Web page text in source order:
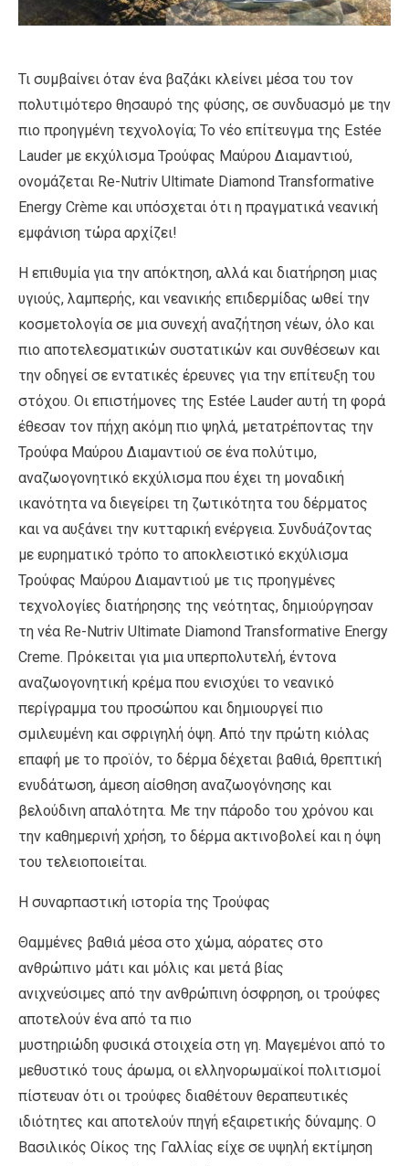
Τι συμβαίνει όταν ένα βαζάκι κλείνει μέσα του τον
πολυτιμότερο θησαυρό της φύσης, σε συνδυασμό με την
πιο προηγμένη τεχνολογία; Το νέο επίτευγμα της Estée
Lauder με εκχύλισμα Τρούφας Μαύρου Διαμαντιού,
ονομάζεται Re-Nutriv Ultimate Diamond Transformative
Energy Crème και υπόσχεται ότι η πραγματικά νεανική
εμφάνιση τώρα αρχίζει!
Η επιθυμία για την απόκτηση, αλλά και διατήρηση μιας
υγιούς, λαμπερής, και νεανικής επιδερμίδας ωθεί την
κοσμετολογία σε μια συνεχή αναζήτηση νέων, όλο και
πιο αποτελεσματικών συστατικών και συνθέσεων και
την οδηγεί σε εντατικές έρευνες για την επίτευξη του
στόχου. Οι επιστήμονες της Estée Lauder αυτή τη φορά
έθεσαν τον πήχη ακόμη πιο ψηλά, μετατρέποντας την
Τρούφα Μαύρου Διαμαντιού σε ένα πολύτιμο,
αναζωογονητικό εκχύλισμα που έχει τη μοναδική
ικανότητα να διεγείρει τη ζωτικότητα του δέρματος
και να αυξάνει την κυτταρική ενέργεια. Συνδυάζοντας
με ευρηματικό τρόπο το αποκλειστικό εκχύλισμα
Τρούφας Μαύρου Διαμαντιού με τις προηγμένες
τεχνολογίες διατήρησης της νεότητας, δημιούργησαν
τη νέα Re-Nutriv Ultimate Diamond Transformative Energy
Creme. Πρόκειται για μια υπερπολυτελή, έντονα
αναζωογονητική κρέμα που ενισχύει το νεανικό
περίγραμμα του προσώπου και δημιουργεί πιο
σμιλευμένη και σφριγηλή όψη. Από την πρώτη κιόλας
επαφή με το προϊόν, το δέρμα δέχεται βαθιά, θρεπτική
ενυδάτωση, άμεση αίσθηση αναζωογόνησης και
βελούδινη απαλότητα. Με την πάροδο του χρόνου και
την καθημερινή χρήση, το δέρμα ακτινοβολεί και η όψη
του τελειοποιείται.
Η συναρπαστική ιστορία της Τρούφας
Θαμμένες βαθιά μέσα στο χώμα, αόρατες στο
ανθρώπινο μάτι και μόλις και μετά βίας
ανιχνεύσιμες από την ανθρώπινη όσφρηση, οι τρούφες
αποτελούν ένα από τα πιο
μυστηριώδη φυσικά στοιχεία στη γη. Μαγεμένοι από το
μεθυστικό τους άρωμα, οι ελληνορωμαϊκοί πολιτισμοί
πίστευαν ότι οι τρούφες διαθέτουν θεραπευτικές
ιδιότητες και αποτελούν πηγή εξαιρετικής δύναμης. Ο
Βασιλικός Οίκος της Γαλλίας είχε σε υψηλή εκτίμηση